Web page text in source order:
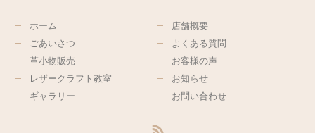
ホーム
ごあいさつ
革小物販売
レザークラフト教室
ギャラリー
店舗概要
よくある質問
お客様の声
お知らせ
お問い合わせ